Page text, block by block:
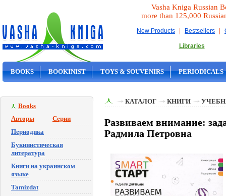
Vasha Kniga Russian
more than 125,000
New Products | Bestsellers |
Libraries
BOOKS BOOKINIST TOYS & SOUVENIRS PERIODICALS
Books
Авторы
Серии
Периодика
Букинистическая
литература
Книги на украинском
языке
Tamizdat
КАТАЛОГ КНИГИ
Развиваем внимание:
Радмила Петровна